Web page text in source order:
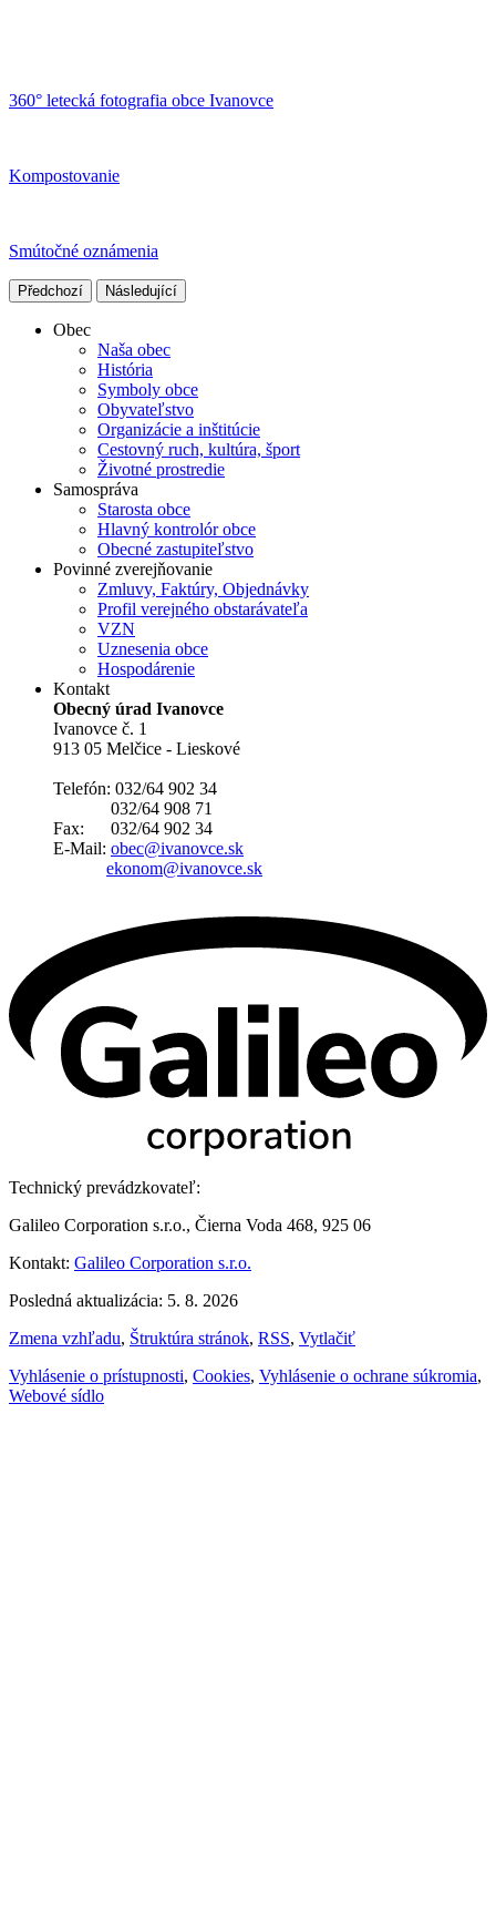
360° letecká fotografia obce Ivanovce
Kompostovanie
Smútočné oznámenia
Předchozí Následující
Obec
Naša obec
História
Symboly obce
Obyvateľstvo
Organizácie a inštitúcie
Cestovný ruch, kultúra, šport
Životné prostredie
Samospráva
Starosta obce
Hlavný kontrolór obce
Obecné zastupiteľstvo
Povinné zverejňovanie
Zmluvy, Faktúry, Objednávky
Profil verejného obstarávateľa
VZN
Uznesenia obce
Hospodárenie
Kontakt
Obecný úrad Ivanovce
Ivanovce č. 1
913 05 Melčice - Lieskové
Telefón: 032/64 902 34
032/64 908 71
Fax: 032/64 902 34
E-Mail: obec@ivanovce.sk
ekonom@ivanovce.sk
Technický prevádzkovateľ:
Galileo Corporation s.r.o., Čierna Voda 468, 925 06
Kontakt: Galileo Corporation s.r.o.
Posledná aktualizácia: 5. 8. 2026
Zmena vzhľadu, Štruktúra stránok, RSS, Vytlačiť
Vyhlásenie o prístupnosti, Cookies, Vyhlásenie o ochrane súkromia,
Webové sídlo